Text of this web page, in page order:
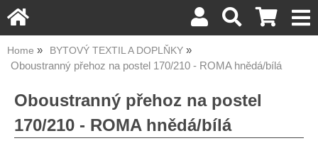
Home BYTOVÝ TEXTIL A DOPLŇKY
Oboustranný přehoz na postel 170/210 - ROMA hnědá/bílá
Oboustranný přehoz na postel
170/210 - ROMA hnědá/bílá